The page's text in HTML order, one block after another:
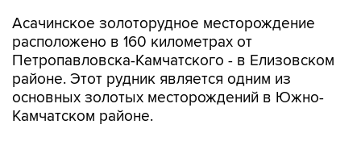
Петропавловска-Камчатского - в Елизовском
районе. Этот рудник является одним из
основных золотых месторождений в Южно-
Камчатском районе.
Петропавловск-Камчатский